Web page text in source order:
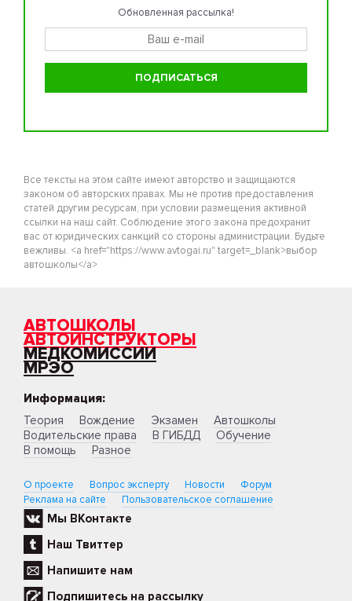
Обновленная рассылка!
Все тексты на этом сайте имеют авторство и защищаются
законом об авторских правах. Мы не против предоставления
статей другим ресурсам, при условии размещения активной
ссылки на наш сайт. Соблюдение этого закона предохранит
вас от юридических санкций со стороны администрации. Будьте
вежливы. <a href="https://www.avtogai.ru" target=_blank>выбор
автошколы</a>
АВТОШКОЛЫ
АВТОИНСТРУКТОРЫ
МЕДКОМИССИИ
МРЭО
Информация:
Теория
Вождение Экзамен
Автошколы
Водительские права
В ГИБДД
Обучение
В помощь
Разное
О проекте Вопрос эксперту Новости
Форум
Реклама на сайте
Пользовательское соглашение
Мы ВКонтакте
Наш Твиттер
Напишите нам
Подпишитесь на рассылку